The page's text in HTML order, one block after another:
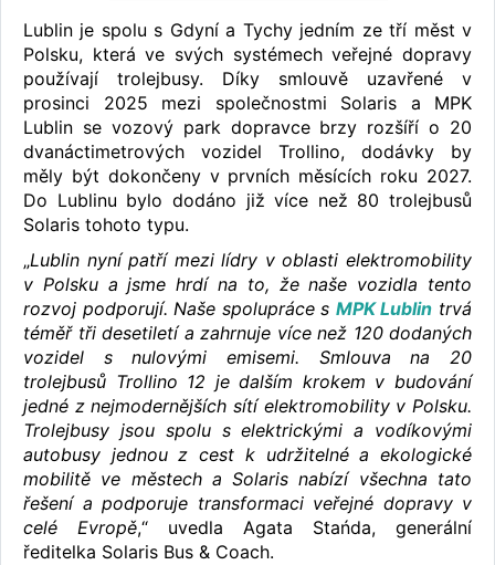
Lublin je spolu s Gdyní a Tychy jedním ze tří měst v
Polsku, která ve svých systémech veřejné dopravy
používají trolejbusy. Díky smlouvě uzavřené v
prosinci 2025 mezi společnostmi Solaris a MPK
Lublin se vozový park dopravce brzy rozšíří o 20
dvanáctimetrových vozidel Trollino, dodávky by
měly být dokončeny v prvních měsících roku 2027.
Do Lublinu bylo dodáno již více než 80 trolejbusů
Solaris tohoto typu.
„Lublin nyní patří mezi lídry v oblasti elektromobility
v Polsku a jsme hrdí na to, že naše vozidla tento
rozvoj podporují. Naše spolupráce s MPK Lublin trvá
téměř tři desetiletí a zahrnuje více než 120 dodaných
vozidel s nulovými emisemi. Smlouva na 20
trolejbusů Trollino 12 je dalším krokem v budování
jedné z nejmodernějších sítí elektromobility v Polsku.
Trolejbusy jsou spolu s elektrickými a vodíkovými
autobusy jednou z cest k udržitelné a ekologické
mobilitě ve městech a Solaris nabízí všechna tato
řešení a podporuje transformaci veřejné dopravy v
celé Evropě,“ uvedla Agata Stańda, generální
ředitelka Solaris Bus & Coach.